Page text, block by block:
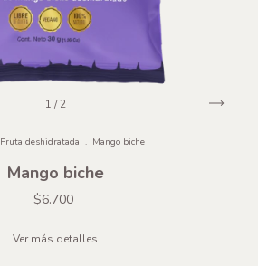
1 /2
Fruta deshidratada . Mango biche
Mango biche
$6.700
Ver más detalles